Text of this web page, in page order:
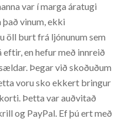
var í marga áratugi
vinum, ekki
öll burt frá ljónunum sem
en hefur með innreið
Þegar við skoðuðum
voru sko ekkert bringur
Þetta var auðvitað
og PayPal. Ef þú ert með